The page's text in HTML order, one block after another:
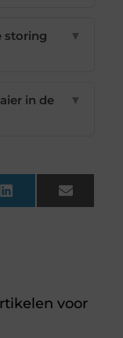
storing
▼
in de
▼
LinkedIn Email
voor